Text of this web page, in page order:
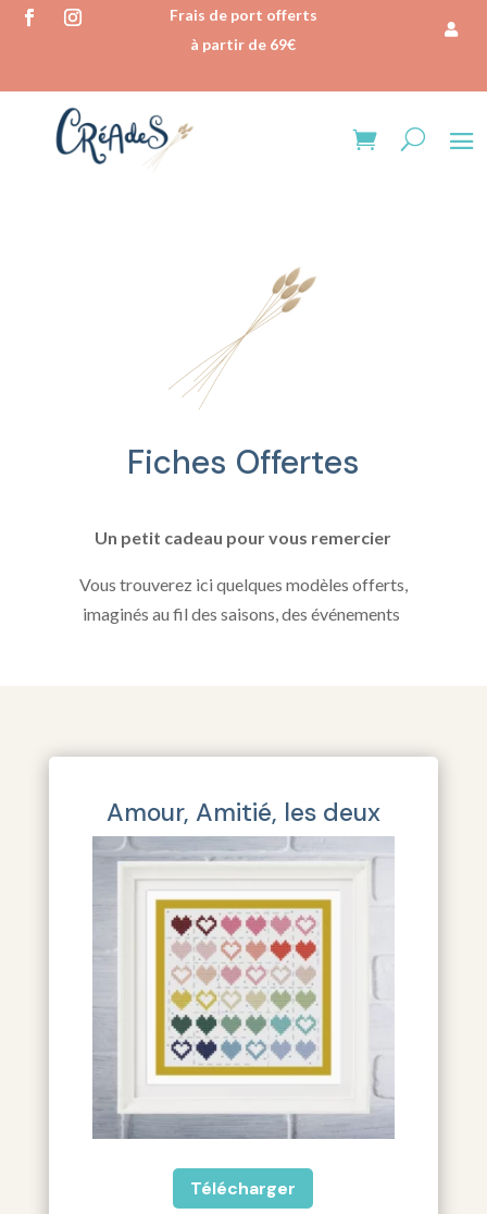
Frais de port offerts
à partir de 69€
Fiches Offertes
Un petit cadeau pour vous remercier
Vous trouverez ici quelques modèles offerts,
imaginés au fil des saisons, des événements
Amour, Amitié, les deux
Télécharger